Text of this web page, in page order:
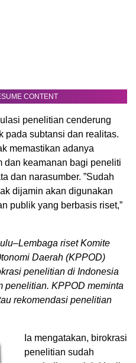
CONTENT
penelitian cenderung
pada subtansi dan realitas.
memastikan adanya
dan keamanan bagi peneliti
dan narasumber. ”Sudah
dijamin akan digunakan
publik yang berbasis riset,”
riset Komite
Daerah (KPPOD)
penelitian di Indonesia
penelitian. KPPOD meminta
rekomendasi penelitian
Ia mengatakan, birokrasi
penelitian sudah